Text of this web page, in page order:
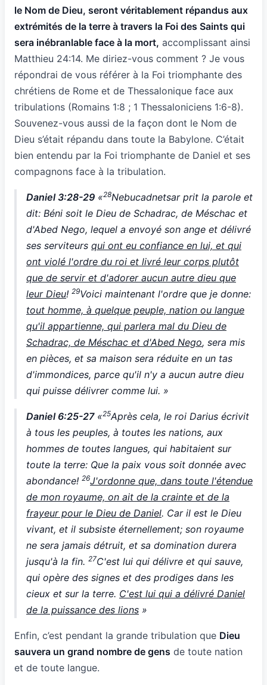
le Nom de Dieu, seront véritablement répandus aux
extrémités de la terre à travers la Foi des Saints qui
sera inébranlable face à la mort, accomplissant ainsi
Matthieu 24:14. Me diriez-vous comment ? Je vous
répondrai de vous référer à la Foi triomphante des
chrétiens de Rome et de Thessalonique face aux
tribulations (Romains 1:8 ; 1 Thessaloniciens 1:6-8).
Souvenez-vous aussi de la façon dont le Nom de
Dieu s’était répandu dans toute la Babylone. C’était
bien entendu par la Foi triomphante de Daniel et ses
compagnons face à la tribulation.
Daniel 3:28-29 «28Nebucadnetsar prit la parole et
dit: Béni soit le Dieu de Schadrac, de Méschac et
d'Abed Nego, lequel a envoyé son ange et délivré
ses serviteurs qui ont eu confiance en lui, et qui
ont violé l'ordre du roi et livré leur corps plutôt
que de servir et d'adorer aucun autre dieu que
leur Dieu! 29Voici maintenant l'ordre que je donne:
tout homme, à quelque peuple, nation ou langue
qu'il appartienne, qui parlera mal du Dieu de
Schadrac, de Méschac et d'Abed Nego, sera mis
en pièces, et sa maison sera réduite en un tas
d'immondices, parce qu'il n'y a aucun autre dieu
qui puisse délivrer comme lui. »
Daniel 6:25-27«25Après cela, le roi Darius écrivit
à tous les peuples, à toutes les nations, aux
hommes de toutes langues, qui habitaient sur
toute la terre: Que la paix vous soit donnée avec
abondance! 26J'ordonne que, dans toute l'étendue
de mon royaume, on ait de la crainte et de la
frayeur pour le Dieu de Daniel. Car il est le Dieu
vivant, et il subsiste éternellement; son royaume
ne sera jamais détruit, et sa domination durera
jusqu'à la fin. 27C'est lui qui délivre et qui sauve,
qui opère des signes et des prodiges dans les
cieux et sur la terre. C'est lui qui a délivré Daniel
de la puissance des lions »
Enfin, c’est pendant la grande tribulation que Dieu
sauvera un grand nombre de gens de toute nation
et de toute langue.